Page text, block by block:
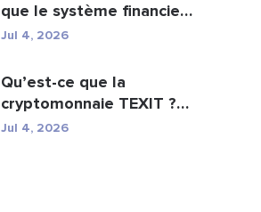
que le système financier
quantique es...
Jul 4, 2026
Qu’est-ce que la
cryptomonnaie TEXIT ?
Minage, spécifications ...
Jul 4, 2026